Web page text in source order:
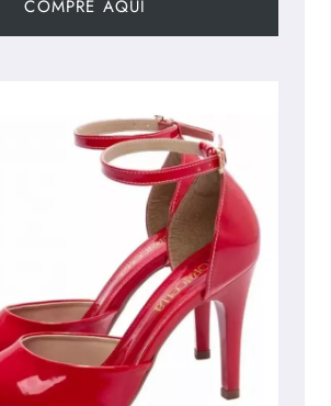
COMPRE AQUI